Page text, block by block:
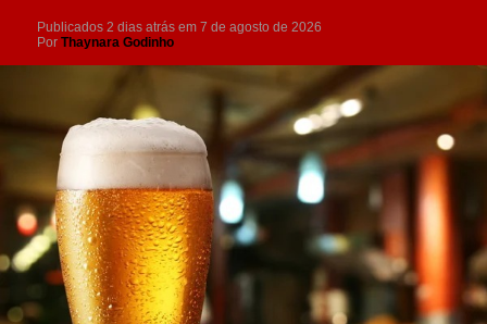
Publicados 2 dias atrás em 7 de agosto de 2026
Por Thaynara Godinho